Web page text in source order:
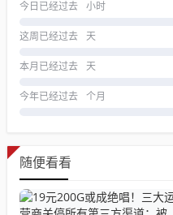
今日已经过去 小时
这周已经过去 天
本月已经过去 天
今年已经过去 个月
随便看看